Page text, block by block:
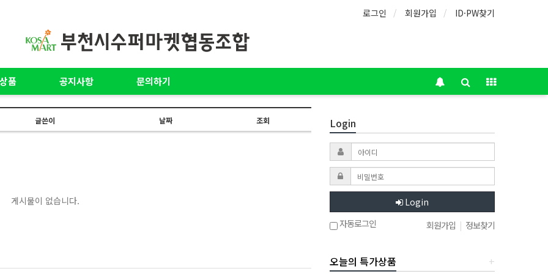
로그인 회원가입 ID·PW찾기
품 공지사항 문의하기
글쓴이 날짜 조회
게시물이 없습니다.
Login
Login
자동로그인
회원가입 | 정보찾기
+
오늘의 특가상품